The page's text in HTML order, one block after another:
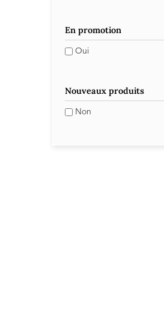
En promotion
Oui
Nouveaux produits
Non